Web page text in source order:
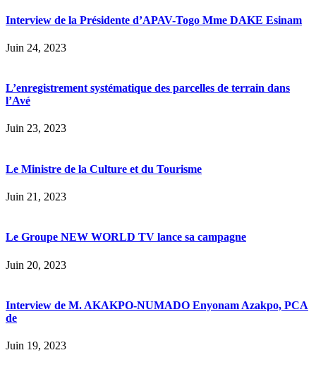
Interview de la Présidente d’APAV-Togo Mme DAKE Esinam
Juin 24, 2023
L’enregistrement systématique des parcelles de terrain dans
l’Avé
Juin 23, 2023
Le Ministre de la Culture et du Tourisme
Juin 21, 2023
Le Groupe NEW WORLD TV lance sa campagne
Juin 20, 2023
Interview de M. AKAKPO-NUMADO Enyonam Azakpo, PCA
de
Juin 19, 2023